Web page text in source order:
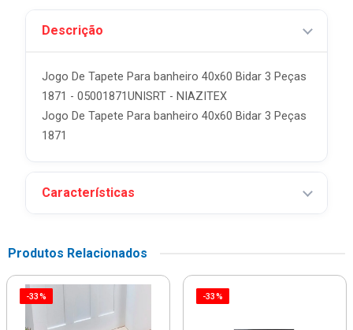
Descrição
Jogo De Tapete Para banheiro 40x60 Bidar 3 Peças
1871 - 05001871UNISRT - NIAZITEX
Jogo De Tapete Para banheiro 40x60 Bidar 3 Peças
1871
Características
Produtos Relacionados
-33% -33%